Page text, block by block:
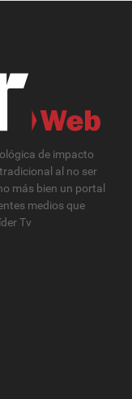
de impacto
al no ser
más bien un portal
medios que
Tv